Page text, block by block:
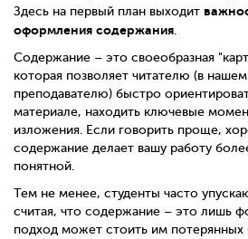
Здесь на первый план выходит
оформления содержания.
Содержание – это своеобразная
которая позволяет читателю (в нашем
преподавателю) быстро
материале, находить ключевые
изложения. Если говорить проще,
содержание делает вашу работу
понятной.
Тем не менее, студенты часто
считая, что содержание – это лишь
подход может стоить им потерянных